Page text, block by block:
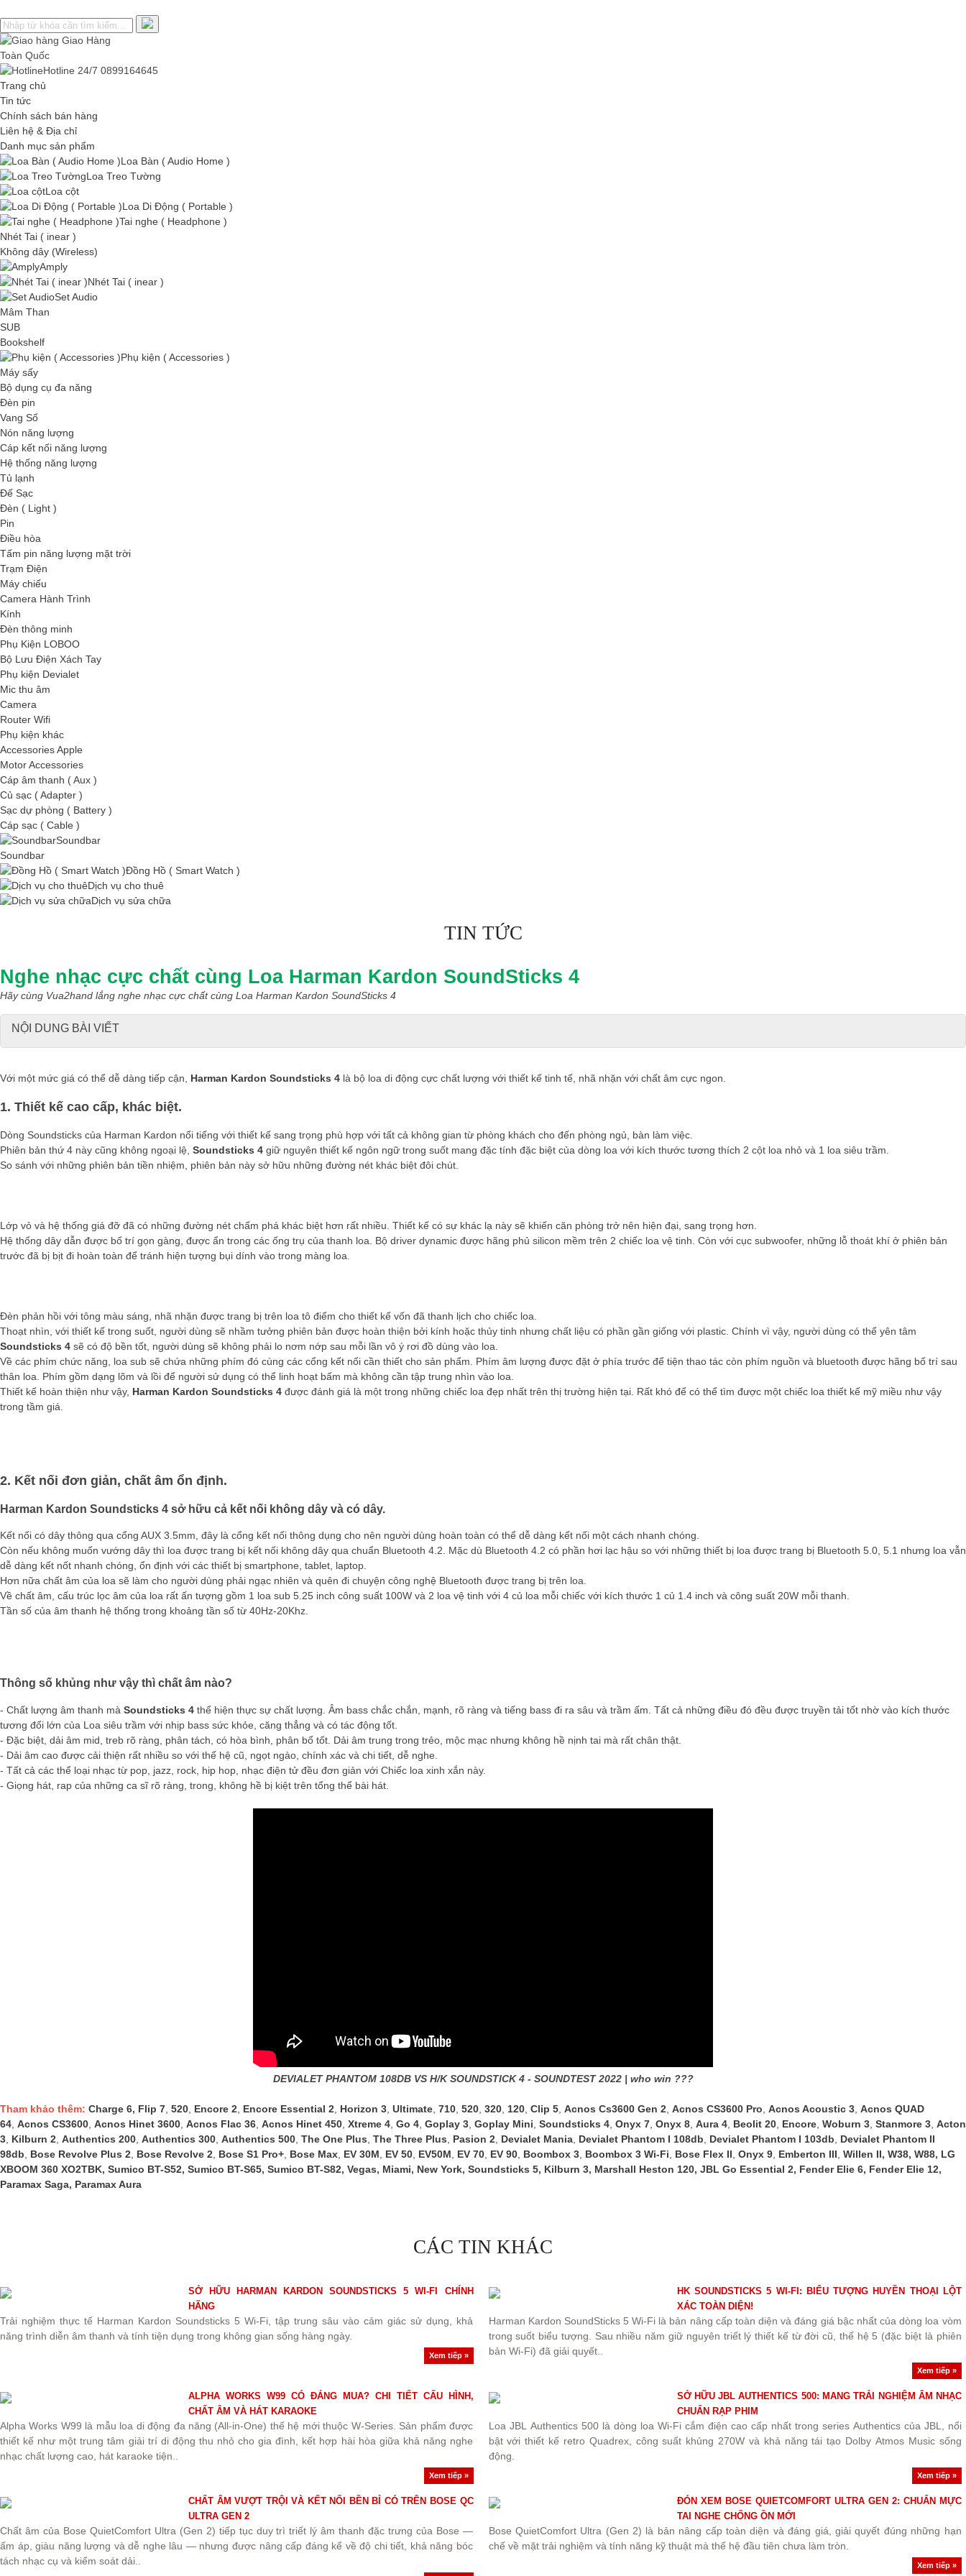
Giao Hàng
Toàn Quốc
Hotline 24/7 0899164645
Trang chủ
Tin tức
Chính sách bán hàng
Liên hệ & Địa chỉ
Danh mục sản phẩm
Loa Bàn ( Audio Home )
Loa Treo Tường
Loa cột
Loa Di Động ( Portable )
Tai nghe ( Headphone )
Nhét Tai ( inear )
Không dây (Wireless)
Amply
Nhét Tai ( inear )
Set Audio
Mâm Than
SUB
Bookshelf
Phụ kiện ( Accessories )
Máy sấy
Bộ dụng cụ đa năng
Đèn pin
Vang Số
Nón năng lượng
Cáp kết nối năng lượng
Hệ thống năng lượng
Tủ lạnh
Đế Sạc
Đèn ( Light )
Pin
Điều hòa
Tấm pin năng lượng mặt trời
Trạm Điện
Máy chiếu
Camera Hành Trình
Kính
Đèn thông minh
Phụ Kiện LOBOO
Bộ Lưu Điện Xách Tay
Phụ kiện Devialet
Mic thu âm
Camera
Router Wifi
Phụ kiện khác
Accessories Apple
Motor Accessories
Cáp âm thanh ( Aux )
Củ sạc ( Adapter )
Sạc dự phòng ( Battery )
Cáp sạc ( Cable )
Soundbar
Soundbar
Đồng Hồ ( Smart Watch )
Dịch vụ cho thuê
Dịch vụ sửa chữa
TIN TỨC
Nghe nhạc cực chất cùng Loa Harman Kardon SoundSticks 4
Hãy cùng Vua2hand lắng nghe nhạc cực chất cùng Loa Harman Kardon SoundSticks 4
NỘI DUNG BÀI VIẾT
Với một mức giá có thể dễ dàng tiếp cận, Harman Kardon Soundsticks 4 là bộ loa di động cực chất lượng với thiết kế tinh tế, nhã nhặn với chất âm cực ngon.
1. Thiết kế cao cấp, khác biệt.
Dòng Soundsticks của Harman Kardon nổi tiếng với thiết kế sang trọng phù hợp với tất cả không gian từ phòng khách cho đến phòng ngủ, bàn làm việc.
Phiên bản thứ 4 này cũng không ngoại lệ, Soundsticks 4 giữ nguyên thiết kế ngôn ngữ trong suốt mang đặc tính đặc biệt của dòng loa với kích thước tương thích 2 cột loa nhỏ và 1 loa siêu trầm.
So sánh với những phiên bản tiền nhiệm, phiên bản này sở hữu những đường nét khác biệt đôi chút.
Lớp vỏ và hệ thống giá đỡ đã có những đường nét chấm phá khác biệt hơn rất nhiều. Thiết kế có sự khác lạ này sẽ khiến căn phòng trở nên hiện đại, sang trọng hơn.
Hệ thống dây dẫn được bố trí gọn gàng, được ẩn trong các ống trụ của thanh loa. Bộ driver dynamic được hãng phủ silicon mềm trên 2 chiếc loa vệ tinh. Còn với cục subwoofer, những lỗ thoát khí ở phiên bản
trước đã bị bịt đi hoàn toàn để tránh hiện tượng bụi dính vào trong màng loa.
Đèn phản hồi với tông màu sáng, nhã nhặn được trang bị trên loa tô điểm cho thiết kế vốn đã thanh lịch cho chiếc loa.
Thoạt nhìn, với thiết kế trong suốt, người dùng sẽ nhầm tưởng phiên bản được hoàn thiện bởi kính hoặc thủy tinh nhưng chất liệu có phần gần giống với plastic. Chính vì vậy, người dùng có thể yên tâm
Soundsticks 4 sẽ có độ bền tốt, người dùng sẽ không phải lo nơm nớp sau mỗi lần vô ý rơi đồ dùng vào loa.
Về các phím chức năng, loa sub sẽ chứa những phím đó cùng các cổng kết nối cần thiết cho sản phẩm. Phím âm lượng được đặt ở phía trước để tiện thao tác còn phím nguồn và bluetooth được hãng bố trí sau
thân loa. Phím gồm dạng lõm và lồi để người sử dụng có thể linh hoạt bấm mà không cần tập trung nhìn vào loa.
Thiết kế hoàn thiện như vậy, Harman Kardon Soundsticks 4 được đánh giá là một trong những chiếc loa đẹp nhất trên thị trường hiện tại. Rất khó để có thể tìm được một chiếc loa thiết kế mỹ miều như vậy
trong tầm giá.
2. Kết nối đơn giản, chất âm ổn định.
Harman Kardon Soundsticks 4 sở hữu cả kết nối không dây và có dây.
Kết nối có dây thông qua cổng AUX 3.5mm, đây là cổng kết nối thông dụng cho nên người dùng hoàn toàn có thể dễ dàng kết nối một cách nhanh chóng.
Còn nếu không muốn vướng dây thì loa được trang bị kết nối không dây qua chuẩn Bluetooth 4.2. Mặc dù Bluetooth 4.2 có phần hơi lạc hậu so với những thiết bị loa được trang bị Bluetooth 5.0, 5.1 nhưng loa vẫn
dễ dàng kết nốt nhanh chóng, ổn định với các thiết bị smartphone, tablet, laptop.
Hơn nữa chất âm của loa sẽ làm cho người dùng phải ngạc nhiên và quên đi chuyện công nghệ Bluetooth được trang bị trên loa.
Về chất âm, cấu trúc lọc âm của loa rất ấn tượng gồm 1 loa sub 5.25 inch công suất 100W và 2 loa vệ tinh với 4 củ loa mỗi chiếc với kích thước 1 củ 1.4 inch và công suất 20W mỗi thanh.
Tần số của âm thanh hệ thống trong khoảng tần số từ 40Hz-20Khz.
Thông số khủng như vậy thì chất âm nào?
- Chất lượng âm thanh mà Soundsticks 4 thể hiện thực sự chất lượng. Âm bass chắc chắn, mạnh, rõ ràng và tiếng bass đi ra sâu và trầm ấm. Tất cả những điều đó đều được truyền tải tốt nhờ vào kích thước
tương đối lớn của Loa siêu trầm với nhịp bass sức khỏe, căng thẳng và có tác động tốt.
- Đặc biệt, dải âm mid, treb rõ ràng, phân tách, có hòa bình, phân bổ tốt. Dải âm trung trong trẻo, mộc mạc nhưng không hề nịnh tai mà rất chân thật.
- Dải âm cao được cải thiện rất nhiều so với thế hệ cũ, ngọt ngào, chính xác và chi tiết, dễ nghe.
- Tất cả các thể loại nhạc từ pop, jazz, rock, hip hop, nhạc điện tử đều đơn giản với Chiếc loa xinh xắn này.
- Giọng hát, rap của những ca sĩ rõ ràng, trong, không hề bị kiệt trên tổng thể bài hát.
DEVIALET PHANTOM 108DB VS H/K SOUNDSTICK 4 - SOUNDTEST 2022 | who win ???
Tham khảo thêm: Charge 6, Flip 7 520 Encore 2 Encore Essential 2 Horizon 3 Ultimate 710 520 320 120 Clip 5 Acnos Cs3600 Gen 2 Acnos CS3600 Pro Acnos Acoustic 3 Acnos QUAD
64 Acnos CS3600 Acnos Hinet 3600 Acnos Flac 36 Acnos Hinet 450 Xtreme 4 Go 4 Goplay 3 Goplay Mini Soundsticks 4 Onyx 7 Onyx 8 Aura 4 Beolit 20 Encore Woburn 3 Stanmore 3 Acton
3 Kilburn 2 Authentics 200 Authentics 300 Authentics 500 The One Plus The Three Plus Pasion 2 Devialet Mania Devialet Phantom I 108db Devialet Phantom I 103db
Devialet Phantom II
98db
Bose Revolve Plus 2 Bose Revolve 2 Bose S1 Pro+ Bose Max EV 30M EV 50 EV50M EV 70 EV 90 Boombox 3 Boombox 3 Wi-Fi Bose Flex II Onyx 9 Emberton III Willen II, W38, W88, LG
XBOOM 360 XO2TBK, Sumico BT-S52, Sumico BT-S65, Sumico BT-S82, Vegas, Miami, New York, Soundsticks 5, Kilburn 3, Marshall Heston 120, JBL Go Essential 2, Fender Elie 6, Fender Elie 12,
Paramax Saga, Paramax Aura
CÁC TIN KHÁC
SỞ HỮU HARMAN KARDON SOUNDSTICKS 5 WI-FI CHÍNH
HÃNG
Trải nghiệm thực tế Harman Kardon Soundsticks 5 Wi-Fi, tập trung sâu vào cảm giác sử dụng, khả
năng trình diễn âm thanh và tính tiện dụng trong không gian sống hàng ngày.
Xem tiếp »
HK SOUNDSTICKS 5 WI-FI: BIỂU TƯỢNG HUYỀN THOẠI LỘT
XÁC TOÀN DIỆN!
Harman Kardon SoundSticks 5 Wi-Fi là bản nâng cấp toàn diện và đáng giá bậc nhất của dòng loa vòm
trong suốt biểu tượng. Sau nhiều năm giữ nguyên triết lý thiết kế từ đời cũ, thế hệ 5 (đặc biệt là phiên
bản Wi-Fi) đã giải quyết..
Xem tiếp »
ALPHA WORKS W99 CÓ ĐÁNG MUA? CHI TIẾT CẤU HÌNH,
CHẤT ÂM VÀ HÁT KARAOKE
Alpha Works W99 là mẫu loa di động đa năng (All-in-One) thế hệ mới thuộc W-Series. Sản phẩm được
thiết kế như một trung tâm giải trí di động thu nhỏ cho gia đình, kết hợp hài hòa giữa khả năng nghe
nhạc chất lượng cao, hát karaoke tiện..
Xem tiếp »
SỞ HỮU JBL AUTHENTICS 500: MANG TRẢI NGHIỆM ÂM NHẠC
CHUẨN RẠP PHIM
Loa JBL Authentics 500 là dòng loa Wi-Fi cắm điện cao cấp nhất trong series Authentics của JBL, nổi
bật với thiết kế retro Quadrex, công suất khủng 270W và khả năng tái tạo Dolby Atmos Music sống
động.
Xem tiếp »
CHẤT ÂM VƯỢT TRỘI VÀ KẾT NỐI BỀN BỈ CÓ TRÊN BOSE QC
ULTRA GEN 2
Chất âm của Bose QuietComfort Ultra (Gen 2) tiếp tục duy trì triết lý âm thanh đặc trưng của Bose —
ấm áp, giàu năng lượng và dễ nghe lâu — nhưng được nâng cấp đáng kể về độ chi tiết, khả năng bóc
tách nhạc cụ và kiểm soát dải..
ĐÓN XEM BOSE QUIETCOMFORT ULTRA GEN 2: CHUẨN MỰC
TAI NGHE CHỐNG ỒN MỚI
Bose QuietComfort Ultra (Gen 2) là bản nâng cấp toàn diện và đáng giá, giải quyết đúng những hạn
chế về mặt trải nghiệm và tính năng kỹ thuật mà thế hệ đầu tiên chưa làm tròn.
Xem tiếp »